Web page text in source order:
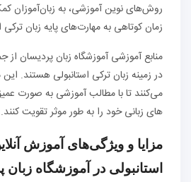
روش‌های نوین آموزشی، به زبان‌آموزان
زمان کوتاهی به مهارت‌های پایه زبان
منابع آموزشی آموزشگاه زبان پردیسان از
در زمینه زبان ترکی استانبولی هستند.
می‌کنند تا با مطالب آموزشی به صورت
‌های زبانی خود را به طور موثر تقویت کنند.
مزایا و ویژگی‌های آموزش
استانبولی در آموزشگاه زبان